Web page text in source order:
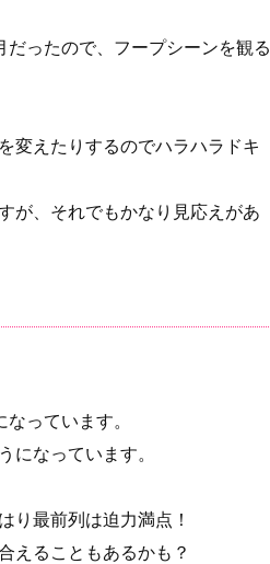
ったので、フープシーンを観る
変えたりするのでハラハラドキ
が、それでもかなり見応えがあ
っています。
になっています。
り最前列は迫力満点！
えることもあるかも？